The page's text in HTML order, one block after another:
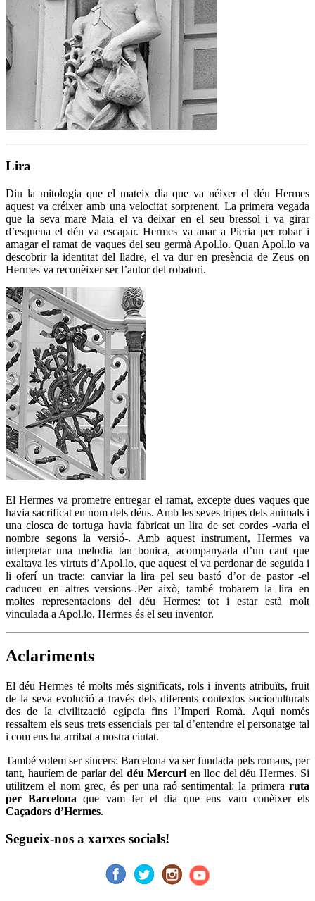
Lira
Diu la mitologia que el mateix dia que va néixer el déu Hermes
aquest va créixer amb una velocitat sorprenent. La primera vegada
que la seva mare Maia el va deixar en el seu bressol i va girar
d’esquena el déu va escapar. Hermes va anar a Pieria per robar i
amagar el ramat de vaques del seu germà Apol.lo. Quan Apol.lo va
descobrir la identitat del lladre, el va dur en presència de Zeus on
Hermes va reconèixer ser l’autor del robatori.
El Hermes va prometre entregar el ramat, excepte dues vaques que
havia sacrificat en nom dels déus. Amb les seves tripes dels animals i
una closca de tortuga havia fabricat un lira de set cordes -varia el
nombre segons la versió-. Amb aquest instrument, Hermes va
interpretar una melodia tan bonica, acompanyada d’un cant que
exaltava les virtuts d’Apol.lo, que aquest el va perdonar de seguida i
li oferí un tracte: canviar la lira pel seu bastó d’or de pastor -el
caduceu en altres versions-.Per això, també trobarem la lira en
moltes representacions del déu Hermes: tot i estar està molt
vinculada a Apol.lo, Hermes és el seu inventor.
Aclariments
El déu Hermes té molts més significats, rols i invents atribuïts, fruit
de la seva evolució a través dels diferents contextos socioculturals
des de la civilització egípcia fins l’Imperi Romà. Aquí només
ressaltem els seus trets essencials per tal d’entendre el personatge tal
i com ens ha arribat a nostra ciutat.
També volem ser sincers: Barcelona va ser fundada pels romans, per
tant, hauríem de parlar del déu Mercuri en lloc del déu Hermes. Si
utilitzem el nom grec, és per una raó sentimental: la primera ruta
per Barcelona que vam fer el dia que ens vam conèixer els
Caçadors d’Hermes.
Segueix-nos a xarxes socials!